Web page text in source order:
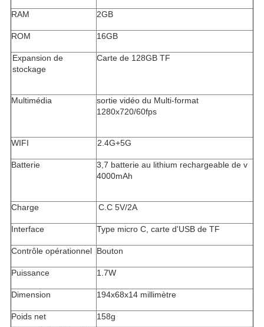
RAM 2GB
ROM 16GB
Expansion de
stockage
Carte de 128GB TF
Multimédia
sortie vidéo du Multi-format
1280x720/60fps
WIFI 2.4G+5G
Batterie
3,7 batterie au lithium rechargeable de v
4000mAh
Charge C.C 5V/2A
Interface Type micro C, carte d'USB de TF
Contrôle opérationnel Bouton
Puissance 1.7W
Dimension 194x68x14 millimètre
Poids net 158g